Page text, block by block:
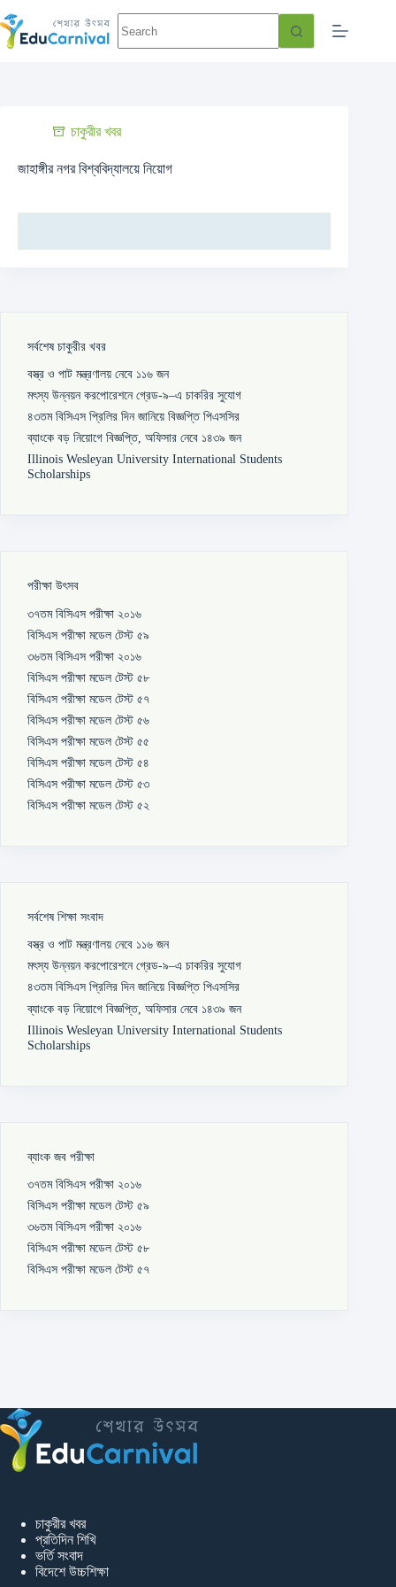
চাকুরীর খবর
জাহাঙ্গীর নগর বিশ্ববিদ্যালয়ে নিয়োগ
সর্বশেষ চাকুরীর খবর
বস্ত্র ও পাট মন্ত্রণালয় নেবে ১১৬ জন
মৎস্য উন্নয়ন করপোরেশনে গ্রেড-৯–এ চাকরির সুযোগ
৪৩তম বিসিএস প্রিলির দিন জানিয়ে বিজ্ঞপ্তি পিএসসির
ব্যাংকে বড় নিয়োগে বিজ্ঞপ্তি, অফিসার নেবে ১৪৩৯ জন
Illinois Wesleyan University International Students
Scholarships
পরীক্ষা উৎসব
৩৭তম বিসিএস পরীক্ষা ২০১৬
বিসিএস পরীক্ষা মডেল টেস্ট ৫৯
৩৬তম বিসিএস পরীক্ষা ২০১৬
বিসিএস পরীক্ষা মডেল টেস্ট ৫৮
বিসিএস পরীক্ষা মডেল টেস্ট ৫৭
বিসিএস পরীক্ষা মডেল টেস্ট ৫৬
বিসিএস পরীক্ষা মডেল টেস্ট ৫৫
বিসিএস পরীক্ষা মডেল টেস্ট ৫৪
বিসিএস পরীক্ষা মডেল টেস্ট ৫৩
বিসিএস পরীক্ষা মডেল টেস্ট ৫২
সর্বশেষ শিক্ষা সংবাদ
বস্ত্র ও পাট মন্ত্রণালয় নেবে ১১৬ জন
মৎস্য উন্নয়ন করপোরেশনে গ্রেড-৯–এ চাকরির সুযোগ
৪৩তম বিসিএস প্রিলির দিন জানিয়ে বিজ্ঞপ্তি পিএসসির
ব্যাংকে বড় নিয়োগে বিজ্ঞপ্তি, অফিসার নেবে ১৪৩৯ জন
Illinois Wesleyan University International Students
Scholarships
ব্যাংক জব পরীক্ষা
৩৭তম বিসিএস পরীক্ষা ২০১৬
বিসিএস পরীক্ষা মডেল টেস্ট ৫৯
৩৬তম বিসিএস পরীক্ষা ২০১৬
বিসিএস পরীক্ষা মডেল টেস্ট ৫৮
বিসিএস পরীক্ষা মডেল টেস্ট ৫৭
চাকুরীর খবর
প্রতিদিন শিখি
ভর্তি সংবাদ
বিদেশে উচ্চশিক্ষা